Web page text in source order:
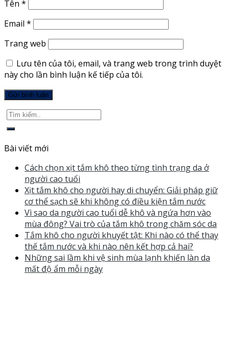
Tên *
Email *
Trang web
Lưu tên của tôi, email, và trang web trong trình duyệt
này cho lần bình luận kế tiếp của tôi.
Bài viết mới
Cách chọn xịt tắm khô theo từng tình trạng da ở
người cao tuổi
Xịt tắm khô cho người hay di chuyển: Giải pháp giữ
cơ thể sạch sẽ khi không có điều kiện tắm nước
Vì sao da người cao tuổi dễ khô và ngứa hơn vào
mùa đông? Vai trò của tắm khô trong chăm sóc da
Tắm khô cho người khuyết tật: Khi nào có thể thay
thế tắm nước và khi nào nên kết hợp cả hai?
Những sai lầm khi vệ sinh mùa lạnh khiến làn da
mất độ ẩm mỗi ngày